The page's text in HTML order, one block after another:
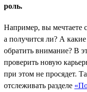
роль.
Например, вы мечтаете
а получится ли? А
обратить внимание? В
проверить новую
при этом не просядет.
отслеживать разделе